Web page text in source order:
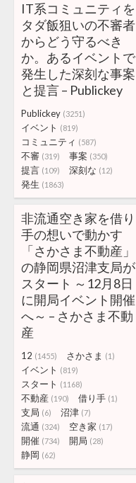
IT系コミュニティを
タダ飯狙いの不審者
からどう守るべき
か。あるイベントで
発生した深刻な事案
と提言 – Publickey
Publickey (3251)
イベント (819)
コミュニティ (587)
不審 (319) 事案 (350)
提言 (109) 深刻な (12)
発生 (1863)
非流通空き家を借り
手の想いで動かす
「さかさま不動産」
の静岡県沼津支局が
スタート ～12月8日
に開局イベント開催
へ～ – さかさま不動
産
12 (1455) さかさま (1)
イベント (819)
スタート (1168)
不動産 (190) 借り手 (1)
支局 (6) 沼津 (7)
流通 (324) 空き家 (17)
開催 (734) 開局 (28)
静岡 (62)